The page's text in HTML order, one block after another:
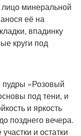
минеральной
её на
впадинку
круги под
пудры «Розовый
под тени, и
и яркость
позднего вечера.
и остатки